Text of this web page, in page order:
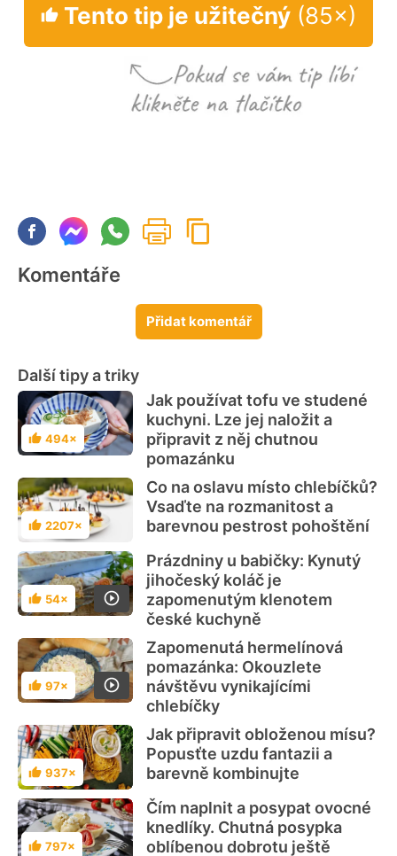
Tento tip je užitečný (85×)
Komentáře
Přidat komentář
Další tipy a triky
Hodnocení
494×
Jak používat tofu ve studené
kuchyni. Lze jej naložit a
připravit z něj chutnou
pomazánku
Hodnocení
2207×
Co na oslavu místo chlebíčků?
Vsaďte na rozmanitost a
barevnou pestrost pohoštění
Hodnocení
54×
Prázdniny u babičky: Kynutý
jihočeský koláč je
zapomenutým klenotem
české kuchyně
Hodnocení
97×
Zapomenutá hermelínová
pomazánka: Okouzlete
návštěvu vynikajícími
chlebíčky
Hodnocení
937×
Jak připravit obloženou mísu?
Popusťte uzdu fantazii a
barevně kombinujte
Hodnocení
797×
Čím naplnit a posypat ovocné
knedlíky. Chutná posypka
oblíbenou dobrotu ještě